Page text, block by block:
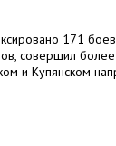
171
совершил
и Купянском